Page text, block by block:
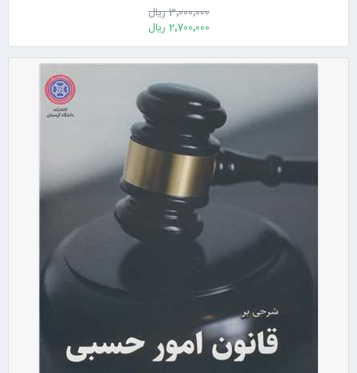
3٬000٬000 ریال
2٬700٬000 ریال